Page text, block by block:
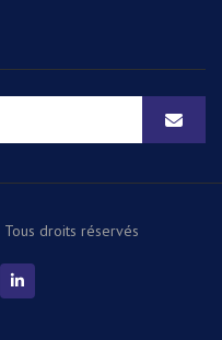
Tous droits réservés